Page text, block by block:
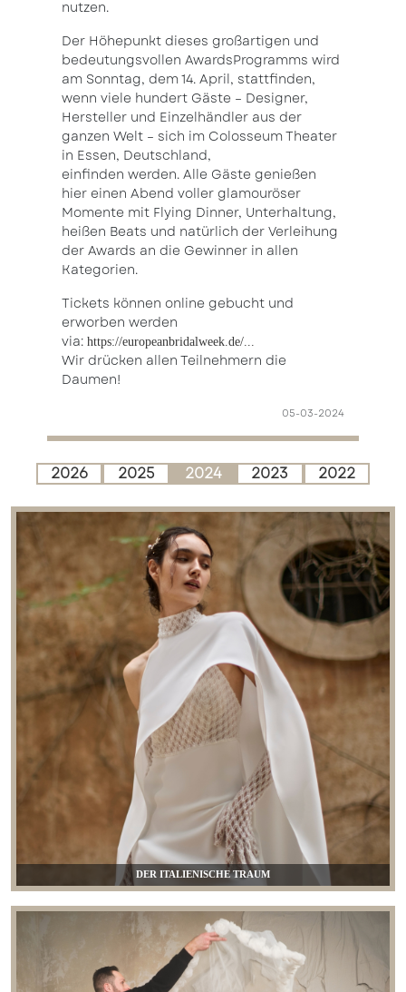
nutzen.
Der Höhepunkt dieses großartigen und
bedeutungsvollen AwardsProgramms wird
am Sonntag, dem 14. April, stattfinden,
wenn viele hundert Gäste – Designer,
Hersteller und Einzelhändler aus der
ganzen Welt – sich im Colosseum Theater
in Essen, Deutschland,
einfinden werden. Alle Gäste genießen
hier einen Abend voller glamouröser
Momente mit Flying Dinner, Unterhaltung,
heißen Beats und natürlich der Verleihung
der Awards an die Gewinner in allen
Kategorien.
Tickets können online gebucht und
erworben werden
via: https://europeanbridalweek.de/...
Wir drücken allen Teilnehmern die
Daumen!
05-03-2024
2026 2025 2024 2023 2022
DER ITALIENISCHE TRAUM